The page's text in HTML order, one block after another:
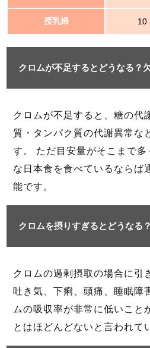
授乳婦 10
クロムが不足するとどうなる？
クロムが不足すると、糖の代
質・タンパク質の代謝異常な
す。 ただ目安量がそこまで
な日本食を食べているならば
能です。
クロムを摂りすぎるとどうなる
クロムの過剰摂取の場合に引
吐き気、下痢、頭痛、睡眠障
ムの吸収率が非常に低いこと
とはほどんどないと言われて